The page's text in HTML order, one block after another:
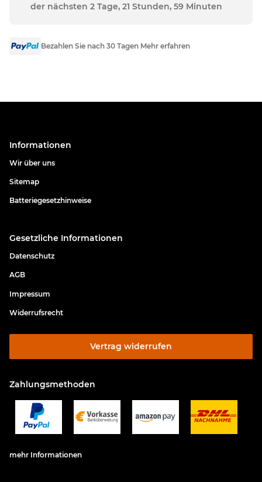
der nächsten 2 Tage, 21 Stunden, 59 Minuten
Bezahlen Sie nach 30 Tagen Mehr erfahren
Informationen
Wir über uns
Sitemap
Batteriegesetzhinweise
Gesetzliche Informationen
Datenschutz
AGB
Impressum
Widerrufsrecht
Vertrag widerrufen
Zahlungsmethoden
mehr Informationen